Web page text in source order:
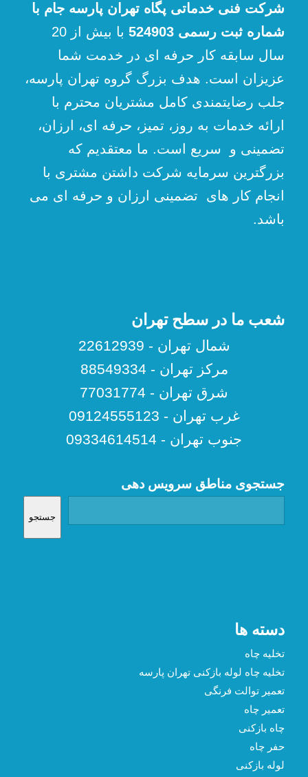
شرکت فنی خدماتی پگاه تهران پارسه جام با
شماره ثبت رسمی 524903
با بیش از 20
سال سابقه کار حرفه ای در خدمت شما
عزیزان است. هدف بزرگ گروه تهران پارسه،
جلب رضایتمندی کامل مشتریان محترم با
ارائه خدمات به روز، تمیز، حرفه ای، ارزان،
تضمینی و سریع است. ما معتقدیم که
بزرگترین سرمایه شرکت داشتن مشتری با
انجام کار های تضمینی ارزان و حرفه ای می
باشد.
شعب ما در سطح تهران
شمال تهران - 22612939
مرکز تهران - 88549334
شرق تهران - 77031774
غرب تهران - 09124555123
جنوب تهران - 09334614514
جستجوی مناطق سرویس دهی
جستجو
دسته ها
تخلیه چاه
تخلیه چاه لوله بازکنی تهران پارسه
تعمیر توالت فرنگی
تعمیر چاه
چاه بازکنی
حفر چاه
لوله بازکنی